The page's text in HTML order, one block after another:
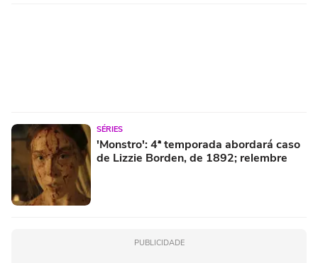
SÉRIES
'Monstro': 4ª temporada abordará caso
de Lizzie Borden, de 1892; relembre
PUBLICIDADE